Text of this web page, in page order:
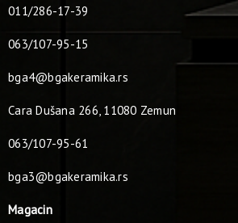
011/286-17-39
063/107-95-15
bga4@bgakeramika.rs
Cara Dušana 266, 11080 Zemun
063/107-95-61
bga3@bgakeramika.rs
Magacin